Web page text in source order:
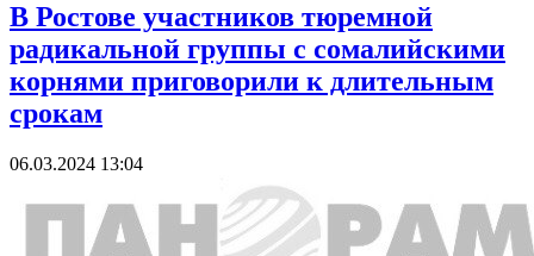
В Ростове участников тюремной
радикальной группы с сомалийскими
корнями приговорили к длительным
срокам
06.03.2024 13:04